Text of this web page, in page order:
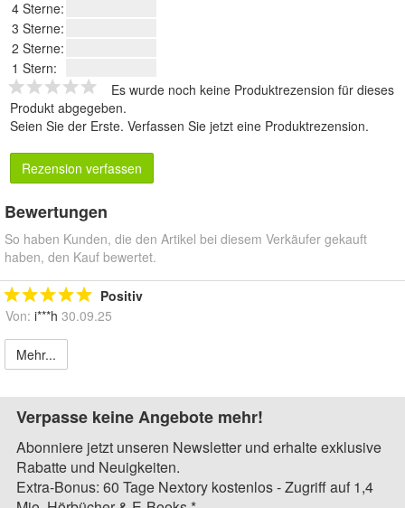
4 Sterne:
3 Sterne:
2 Sterne:
1 Stern:
Es wurde noch keine Produktrezension für dieses
Produkt abgegeben.
Seien Sie der Erste. Verfassen Sie jetzt eine Produktrezension.
Rezension verfassen
Bewertungen
So haben Kunden, die den Artikel bei diesem Verkäufer gekauft
haben, den Kauf bewertet.
Positiv
Von: i***h 30.09.25
Mehr...
Verpasse keine Angebote mehr!
Abonniere jetzt unseren Newsletter und erhalte exklusive
Rabatte und Neuigkeiten.
Extra-Bonus: 60 Tage Nextory kostenlos - Zugriff auf 1,4